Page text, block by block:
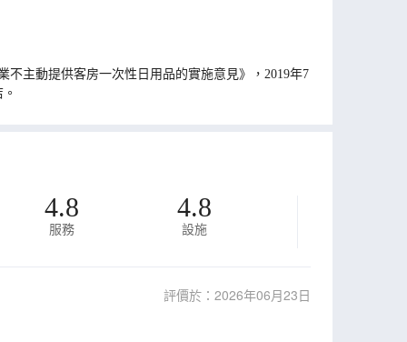
主動提供客房一次性日用品的實施意見》，2019年7
4.8
服務
4.8
設施
評價於：2026年06月23日